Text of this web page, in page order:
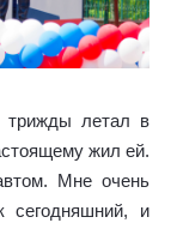
трижды летал в
жил ей.
Мне очень
сегодняшний, и